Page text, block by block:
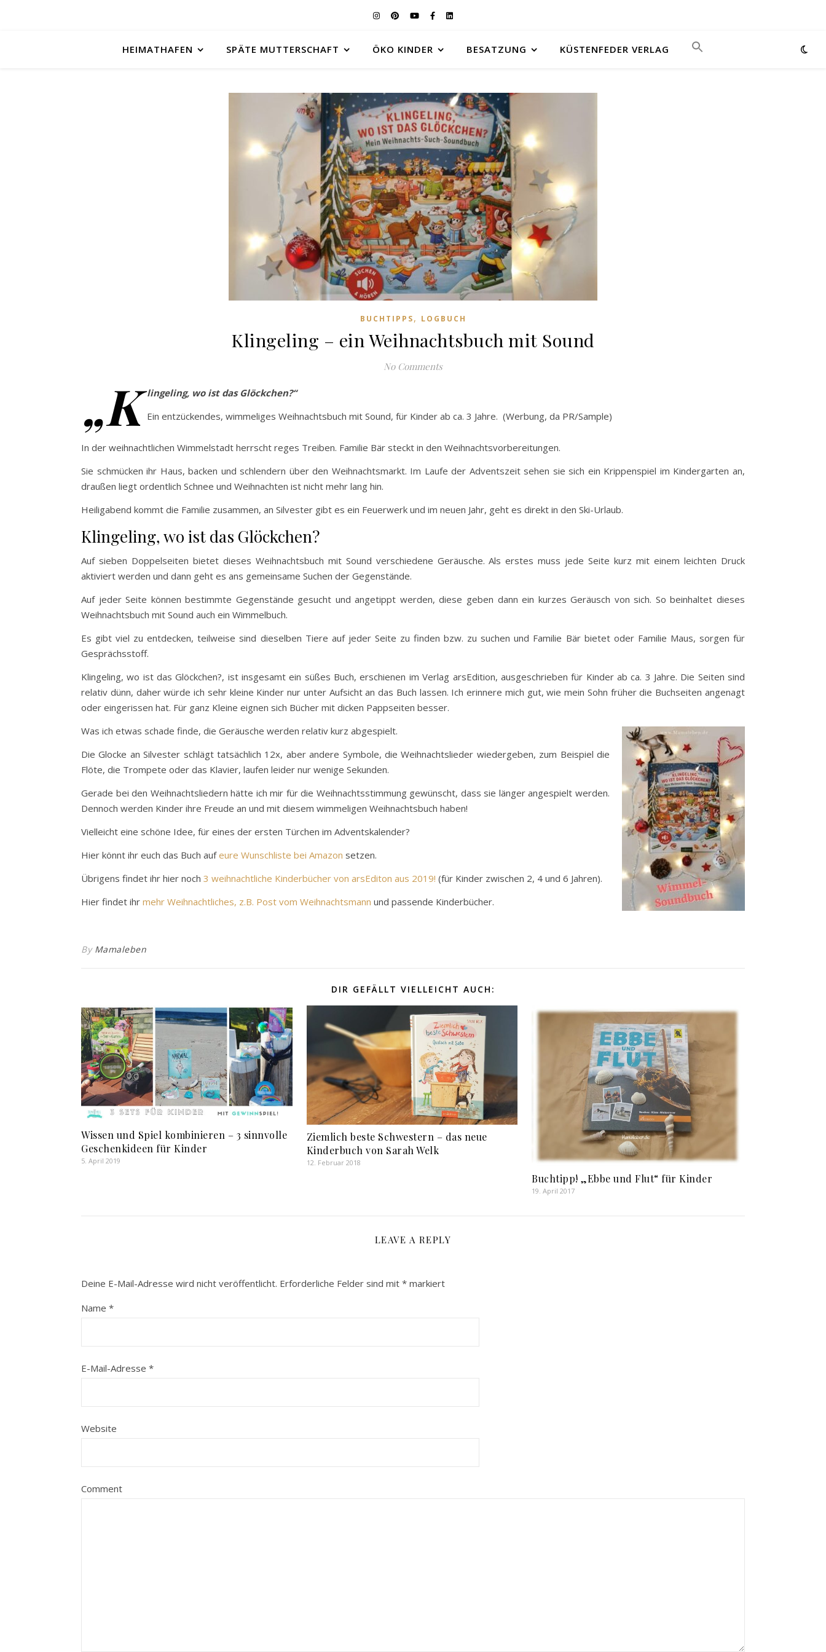
HEIMATHAFEN SPÄTE MUTTERSCHAFT ÖKO KINDER BESATZUNG KÜSTENFEDER VERLAG
BUCHTIPPS, LOGBUCH
Klingeling – ein Weihnachtsbuch mit Sound
No Comments
„K lingeling, wo ist das Glöckchen?“
Ein entzückendes, wimmeliges Weihnachtsbuch mit Sound, für Kinder ab ca. 3 Jahre. (Werbung, da PR/Sample)
In der weihnachtlichen Wimmelstadt herrscht reges Treiben. Familie Bär steckt in den Weihnachtsvorbereitungen.
Sie schmücken ihr Haus, backen und schlendern über den Weihnachtsmarkt. Im Laufe der Adventszeit sehen sie sich ein Krippenspiel im Kindergarten an,
draußen liegt ordentlich Schnee und Weihnachten ist nicht mehr lang hin.
Heiligabend kommt die Familie zusammen, an Silvester gibt es ein Feuerwerk und im neuen Jahr, geht es direkt in den Ski-Urlaub.
Klingeling, wo ist das Glöckchen?
Auf sieben Doppelseiten bietet dieses Weihnachtsbuch mit Sound verschiedene Geräusche. Als erstes muss jede Seite kurz mit einem leichten Druck
aktiviert werden und dann geht es ans gemeinsame Suchen der Gegenstände.
Auf jeder Seite können bestimmte Gegenstände gesucht und angetippt werden, diese geben dann ein kurzes Geräusch von sich. So beinhaltet dieses
Weihnachtsbuch mit Sound auch ein Wimmelbuch.
Es gibt viel zu entdecken, teilweise sind dieselben Tiere auf jeder Seite zu finden bzw. zu suchen und Familie Bär bietet oder Familie Maus, sorgen für
Gesprächsstoff.
Klingeling, wo ist das Glöckchen?, ist insgesamt ein süßes Buch, erschienen im Verlag arsEdition, ausgeschrieben für Kinder ab ca. 3 Jahre. Die Seiten sind
relativ dünn, daher würde ich sehr kleine Kinder nur unter Aufsicht an das Buch lassen. Ich erinnere mich gut, wie mein Sohn früher die Buchseiten angenagt
oder eingerissen hat. Für ganz Kleine eignen sich Bücher mit dicken Pappseiten besser.
Was ich etwas schade finde, die Geräusche werden relativ kurz abgespielt.
Die Glocke an Silvester schlägt tatsächlich 12x, aber andere Symbole, die Weihnachtslieder wiedergeben, zum Beispiel die
Flöte, die Trompete oder das Klavier, laufen leider nur wenige Sekunden.
Gerade bei den Weihnachtsliedern hätte ich mir für die Weihnachtsstimmung gewünscht, dass sie länger angespielt werden.
Dennoch werden Kinder ihre Freude an und mit diesem wimmeligen Weihnachtsbuch haben!
Vielleicht eine schöne Idee, für eines der ersten Türchen im Adventskalender?
Hier könnt ihr euch das Buch aufeure Wunschliste bei Amazon setzen.
Übrigens findet ihr hier noch 3 weihnachtliche Kinderbücher von arsEditon aus 2019! (für Kinder zwischen 2, 4 und 6 Jahren).
Hier findet ihr mehr Weihnachtliches, z.B. Post vom Weihnachtsmann und passende Kinderbücher.
By Mamaleben
DIR GEFÄLLT VIELLEICHT AUCH:
Wissen und Spiel kombinieren – 3 sinnvolle
Geschenkideen für Kinder
5. April 2019
Ziemlich beste Schwestern – das neue
Kinderbuch von Sarah Welk
12. Februar 2018
Buchtipp! „Ebbe und Flut“ für Kinder
19. April 2017
LEAVE A REPLY
Deine E-Mail-Adresse wird nicht veröffentlicht. Erforderliche Felder sind mit * markiert
Name *
E-Mail-Adresse *
Website
Comment